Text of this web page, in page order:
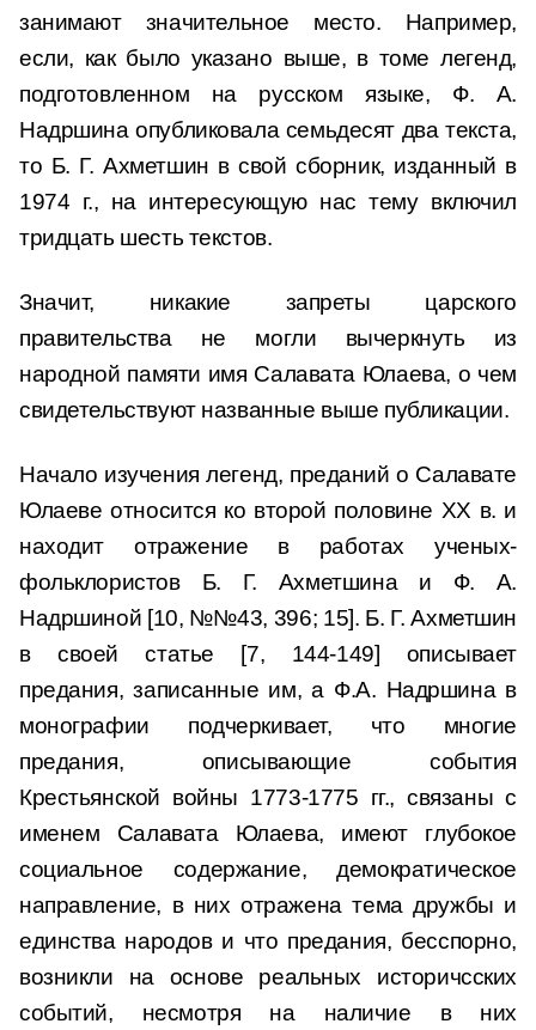
занимают значительное место. Например,
если, как было указано выше, в томе легенд,
подготовленном на русском языке, Ф. А.
Надршина опубликовала семьдесят два текста,
то Б. Г. Ахметшин в свой сборник, изданный в
1974 г., на интересующую нас тему включил
тридцать шесть текстов.
Значит, никакие запреты царского
правительства не могли вычеркнуть из
народной памяти имя Салавата Юлаева, о чем
свидетельствуют названные выше публикации.
Начало изучения легенд, преданий о Салавате
Юлаеве относится ко второй половине XX в. и
находит отражение в работах ученых-
фольклористов Б. Г. Ахметшина и Ф. А.
Надршиной [10, №№43, 396; 15]. Б. Г. Ахметшин
в своей статье [7, 144-149] описывает
предания, записанные им, а Ф.А. Надршина в
монографии подчеркивает, что многие
предания, описывающие события
Крестьянской войны 1773-1775 гг., связаны с
именем Салавата Юлаева, имеют глубокое
социальное содержание, демократическое
направление, в них отражена тема дружбы и
единства народов и что предания, бесспорно,
возникли на основе реальных историчсских
событий, несмотря на наличие в них